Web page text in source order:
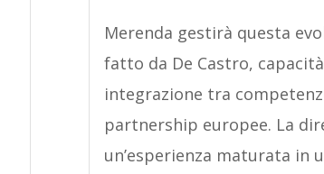
Merenda gestirà questa
fatto da De Castro,
integrazione tra
partnership europee. La
un’esperienza maturata in